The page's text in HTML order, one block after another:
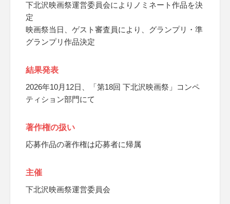
下北沢映画祭運営委員会によりノミネート作品を決
定
映画祭当日、ゲスト審査員により、グランプリ・準
グランプリ作品決定
結果発表
2026年10月12日、「第18回 下北沢映画祭」コンペ
ティション部門にて
著作権の扱い
応募作品の著作権は応募者に帰属
主催
下北沢映画祭運営委員会